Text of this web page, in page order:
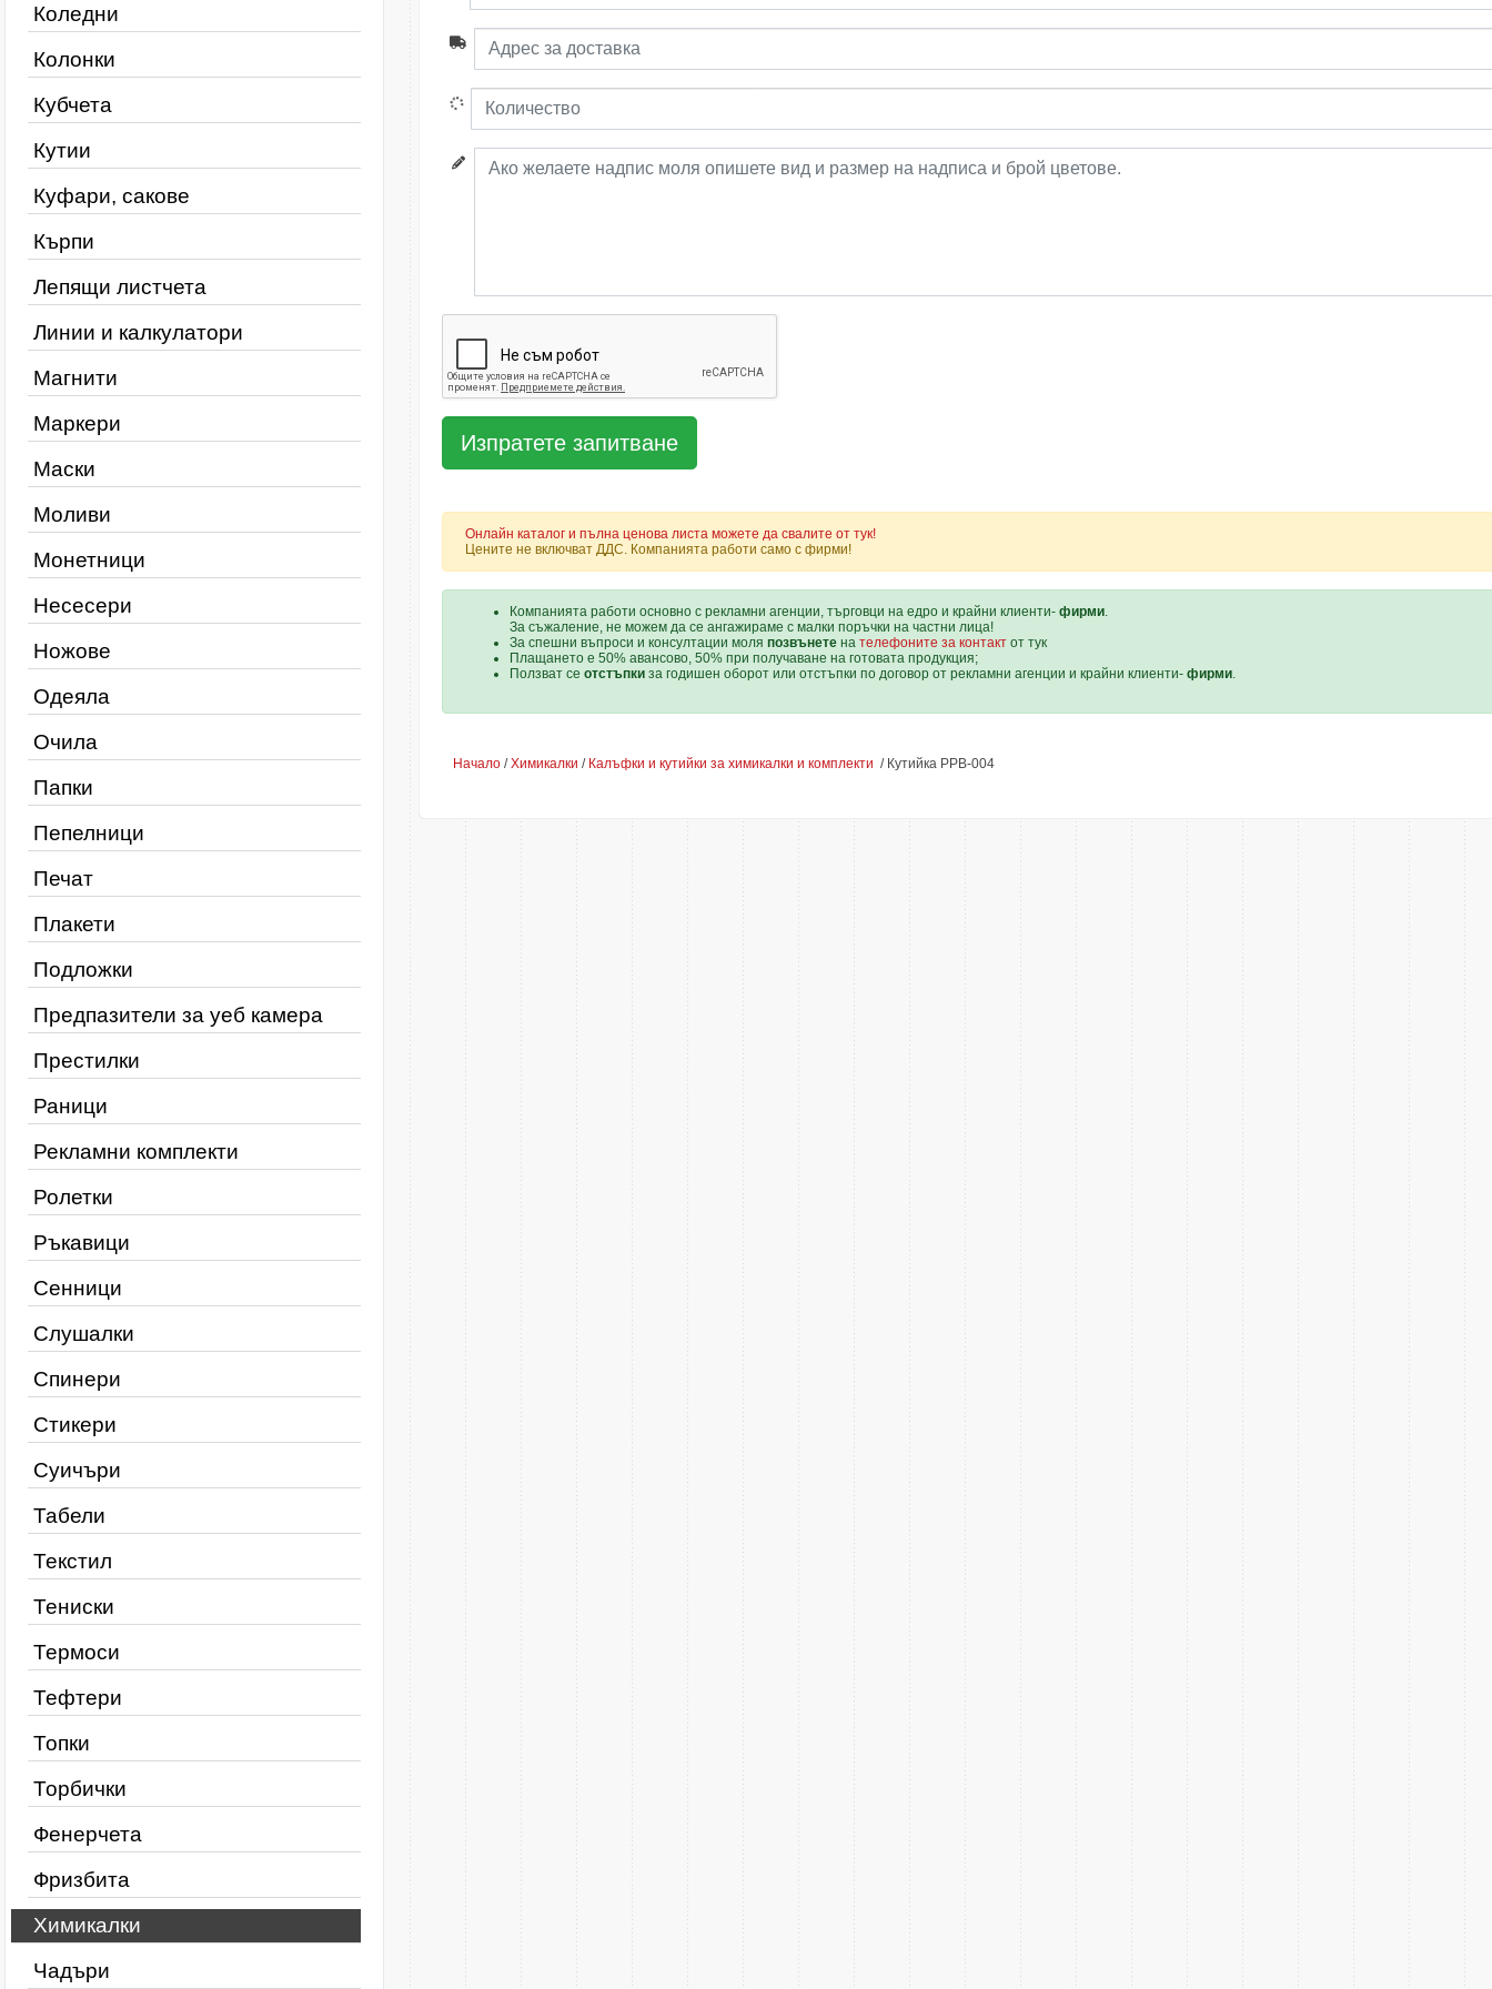
Коледни
Колонки
Кубчета
Кутии
Куфари, сакове
Кърпи
Лепящи листчета
Линии и калкулатори
Магнити
Маркери
Маски
Моливи
Монетници
Несесери
Ножове
Одеяла
Очила
Папки
Пепелници
Печат
Плакети
Подложки
Предпазители за уеб камера
Престилки
Раници
Рекламни комплекти
Ролетки
Ръкавици
Сенници
Слушалки
Спинери
Стикери
Суичъри
Табели
Текстил
Тениски
Термоси
Тефтери
Топки
Торбички
Фенерчета
Фризбита
Химикалки
Чадъри
Онлайн каталог и пълна ценова листа можете да свалите от тук!
Цените не включват ДДС. Компанията работи само с фирми!
Компанията работи основно с рекламни агенции, търговци на едро и крайни клиенти- фирми.
За съжаление, не можем да се ангажираме с малки поръчки на частни лица!
За спешни въпроси и консултации моля позвънете на телефоните за контакт от тук
Плащането е 50% авансово, 50% при получаване на готовата продукция;
Ползват се отстъпки за годишен оборот или отстъпки по договор от рекламни агенции и крайни клиенти- фирми.
Начало /Химикалки / Калъфки и кутийки за химикалки и комплекти / Кутийка PPB-004